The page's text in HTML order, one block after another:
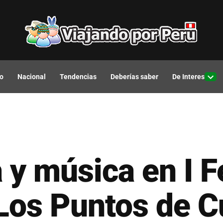
Nacional Tendencias Deberías saber De Interes
y música en I
Puntos de